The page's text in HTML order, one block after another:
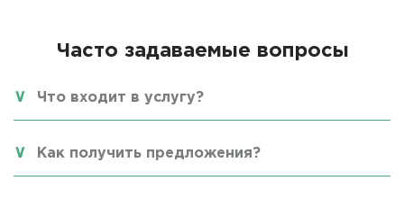
Часто задаваемые вопросы
Что входит в услугу?
Как получить предложения?